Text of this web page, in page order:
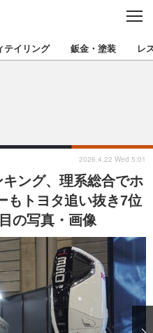
C
S
E
ロショップを地域から探す
北陸
関西
四国
沖縄
愛車 File
テイリング 鈑金・塗装 レ
ング、理系総合でホ
もトヨタ追い抜き7位
の写真・画像
2026.4.22 Wed 5:01